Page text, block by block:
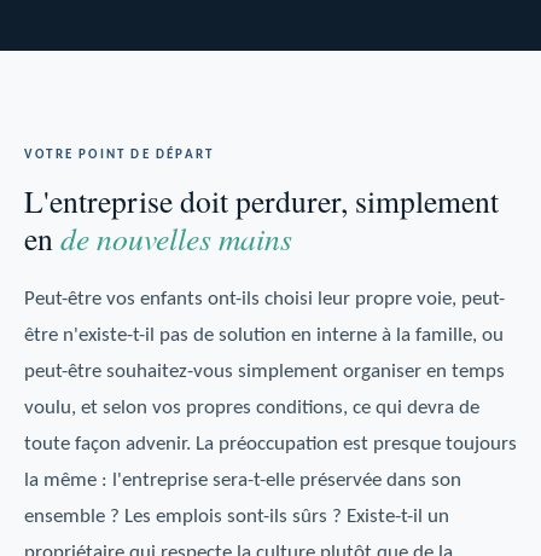
VOTRE POINT DE DÉPART
L'entreprise doit perdurer, simplement
ende nouvelles mains
Peut-être vos enfants ont-ils choisi leur propre voie, peut-
être n'existe-t-il pas de solution en interne à la famille, ou
peut-être souhaitez-vous simplement organiser en temps
voulu, et selon vos propres conditions, ce qui devra de
toute façon advenir. La préoccupation est presque toujours
la même : l'entreprise sera-t-elle préservée dans son
ensemble ? Les emplois sont-ils sûrs ? Existe-t-il un